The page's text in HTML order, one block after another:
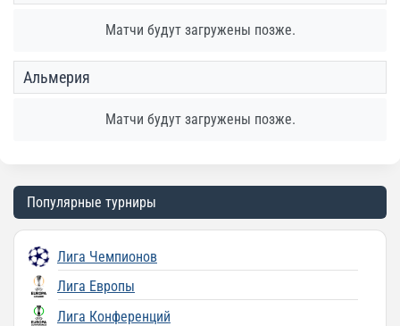
Матчи будут загружены позже.
Альмерия
Матчи будут загружены позже.
Популярные турниры
Лига Чемпионов
Лига Европы
Лига Конференций